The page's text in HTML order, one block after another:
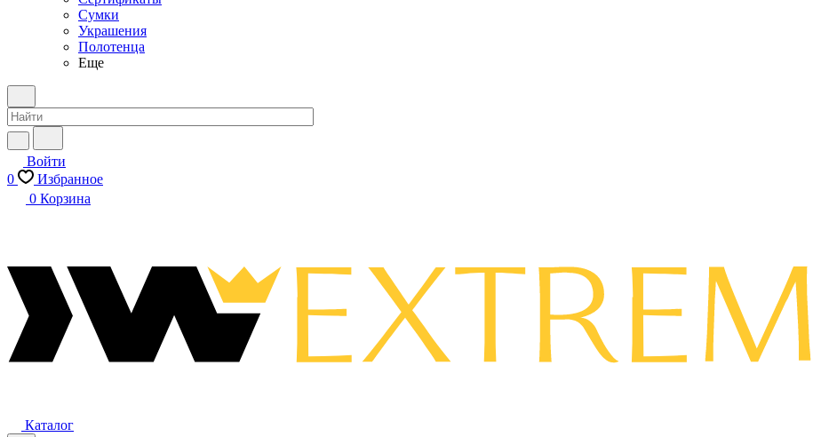
Сумки
Украшения
Полотенца
Еще
Войти
0
Избранное
0 Корзина
Каталог